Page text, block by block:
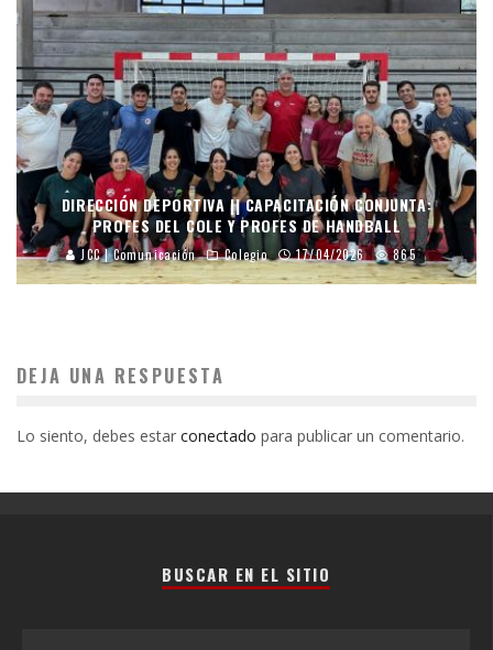
DIRECCIÓN DEPORTIVA || CAPACITACIÓN CONJUNTA:
PROFES DEL COLE Y PROFES DE HANDBALL
JCC | Comunicación Colegio 17/04/2026 865
DEJA UNA RESPUESTA
Lo siento, debes estar conectado para publicar un comentario.
BUSCAR EN EL SITIO